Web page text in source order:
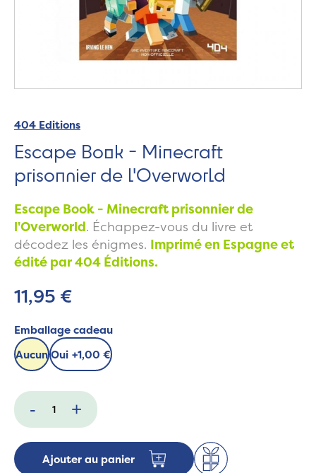
404 Editions
Escape Book - Minecraft
prisonnier de l'Overworld
Escape Book - Minecraft prisonnier de
l'Overworld. Échappez-vous du livre et
décodez les énigmes. Imprimé en Espagne et
édité par 404 Éditions.
11,95 €
Emballage cadeau
AucunOui +1,00 €
- +
Ajouter au panier